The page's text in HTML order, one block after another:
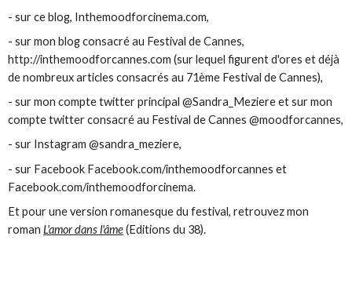
- sur ce blog, Inthemoodforcinema.com,
- sur mon blog consacré au Festival de Cannes,
http://inthemoodforcannes.com (sur lequel figurent d'ores et déjà
de nombreux articles consacrés au 71ème Festival de Cannes),
- sur mon compte twitter principal @Sandra_Meziere et sur mon
compte twitter consacré au Festival de Cannes @moodforcannes,
- sur Instagram @sandra_meziere,
- sur Facebook Facebook.com/inthemoodforcannes et
Facebook.com/inthemoodforcinema.
Et pour une version romanesque du festival, retrouvez mon
romanL'amor dans l'âme(Editions du 38).